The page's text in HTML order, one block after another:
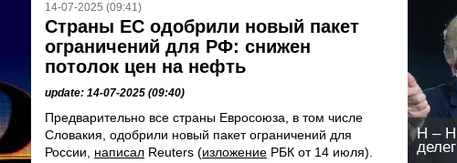
14-07-2025 (09:41)
Страны ЕС одобрили новый пакет
ограничений для РФ: снижен
потолок цен на нефть
update: 14-07-2025 (09:40)
Предварительно все страны Евросоюза, в том числе
Словакия, одобрили новый пакет ограничений для
России, написал Reuters (изложение РБК от 14 июля).
H –